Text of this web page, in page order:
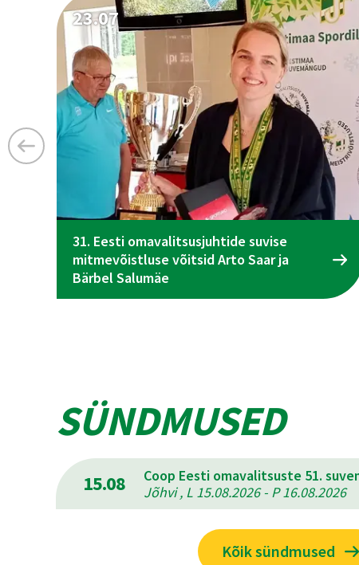
23.07
31. Eesti omavalitsusjuhtide suvise
mitmevõistluse võitsid Arto Saar ja
Bärbel Salumäe
SÜNDMUSED
15.08
Coop Eesti omavalitsuste 51.
Jõhvi , L 15.08.2026 - P 16.08.2026
Kõik sündmused